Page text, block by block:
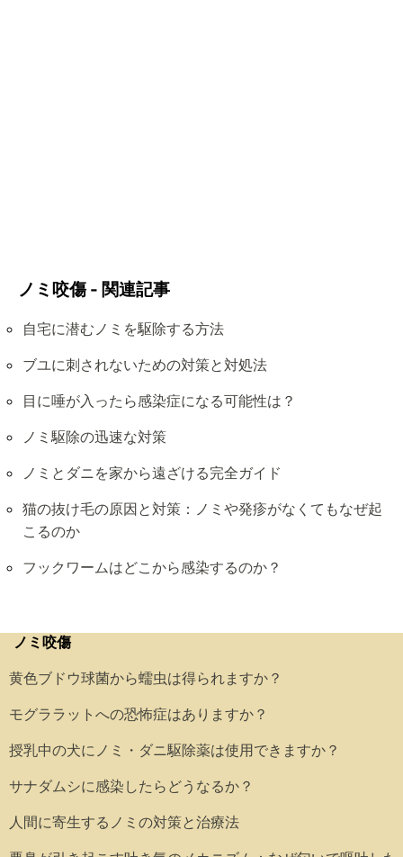
ノミ咬傷 - 関連記事
自宅に潜むノミを駆除する方法
ブユに刺されないための対策と対処法
目に唾が入ったら感染症になる可能性は？
ノミ駆除の迅速な対策
ノミとダニを家から遠ざける完全ガイド
猫の抜け毛の原因と対策：ノミや発疹がなくてもなぜ起
こるのか
フックワームはどこから感染するのか？
ノミ咬傷
黄色ブドウ球菌から蠕虫は得られますか？
モグララットへの恐怖症はありますか？
授乳中の犬にノミ・ダニ駆除薬は使用できますか？
サナダムシに感染したらどうなるか？
人間に寄生するノミの対策と治療法